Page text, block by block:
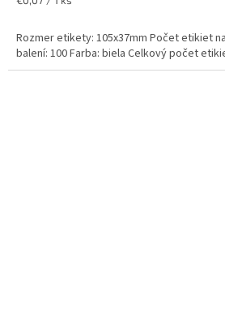
2,0
5
hviezdičiek.
Rozmer etikety: 105x37mm Počet etikiet
balení: 100 Farba: biela Celkový počet